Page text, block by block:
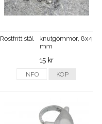
Rostfritt stål - knutgömmor, 8x4
mm
15 kr
INFO KÖP